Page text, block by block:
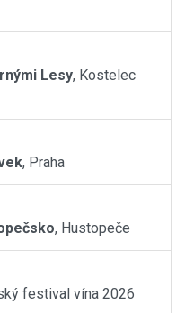
Lesy, Kostelec
, Praha
, Hustopeče
festival vína 2026